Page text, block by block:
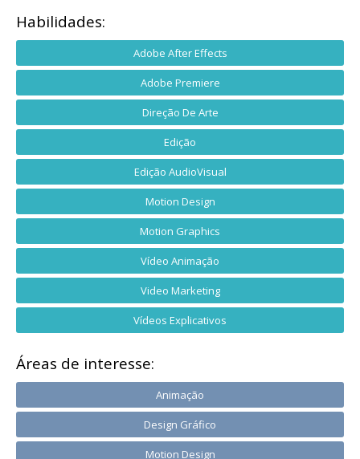
Habilidades:
Adobe After Effects
Adobe Premiere
Direção De Arte
Edição
Edição AudioVisual
Motion Design
Motion Graphics
Vídeo Animação
Video Marketing
Vídeos Explicativos
Áreas de interesse:
Animação
Design Gráfico
Motion Design